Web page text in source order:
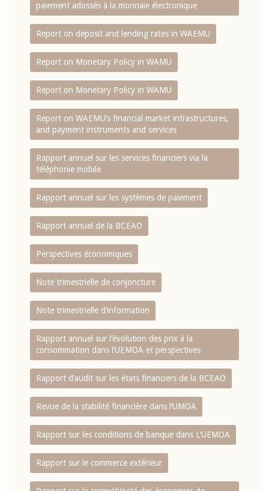
paiement adossés à la monnaie électronique
Report on deposit and lending rates in WAEMU
Report on Monetary Policy in WAMU
Report on Monetary Policy in WAMU
Report on WAEMU’s financial market infrastructures,
and payment instruments and services
Rapport annuel sur les services financiers via la
téléphonie mobile
Rapport annuel sur les systèmes de paiement
Rapport annuel de la BCEAO
Perspectives économiques
Note trimestrielle de conjoncture
Note trimestrielle d‘information
Rapport annuel sur l‘évolution des prix à la
consommation dans l‘UEMOA et perspectives
Rapport d‘audit sur les états financiers de la BCEAO
Revue de la stabilité financière dans l‘UMOA
Rapport sur les conditions de banque dans L‘UEMOA
Rapport sur le commerce extérieur